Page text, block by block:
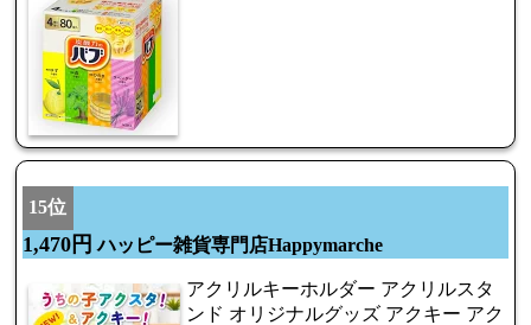
15位
1,470円 ハッピー雑貨専門店Happymarche
アクリルキーホルダー アクリルスタ
ンド オリジナルグッズ アクキー アク